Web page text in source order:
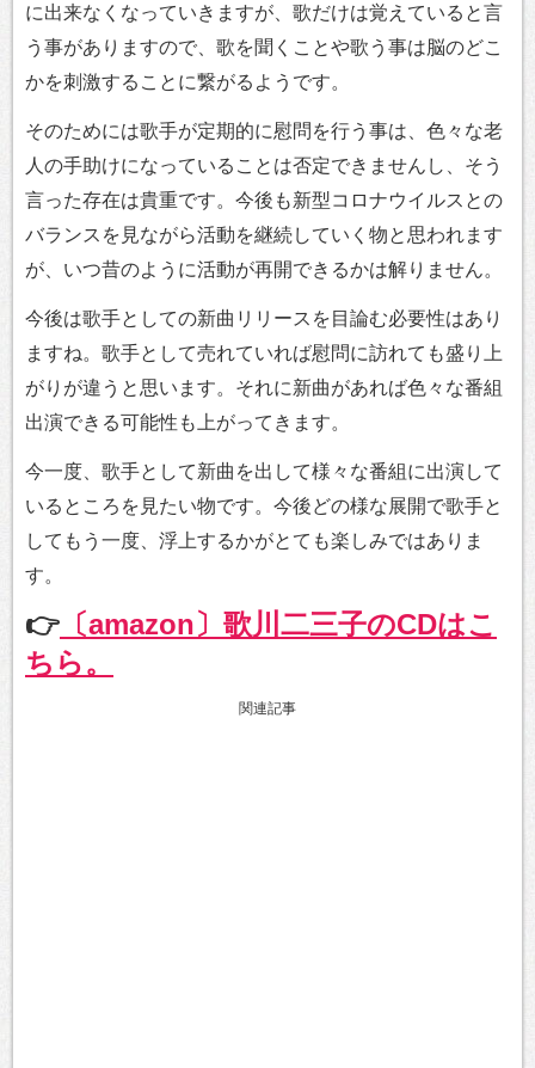
に出来なくなっていきますが、歌だけは覚えていると言
う事がありますので、歌を聞くことや歌う事は脳のどこ
かを刺激することに繋がるようです。
そのためには歌手が定期的に慰問を行う事は、色々な老
人の手助けになっていることは否定できませんし、そう
言った存在は貴重です。今後も新型コロナウイルスとの
バランスを見ながら活動を継続していく物と思われます
が、いつ昔のように活動が再開できるかは解りません。
今後は歌手としての新曲リリースを目論む必要性はあり
ますね。歌手として売れていれば慰問に訪れても盛り上
がりが違うと思います。それに新曲があれば色々な番組
出演できる可能性も上がってきます。
今一度、歌手として新曲を出して様々な番組に出演して
いるところを見たい物です。今後どの様な展開で歌手と
してもう一度、浮上するかがとても楽しみではありま
す。
👉 〔amazon〕歌川二三子のCDはこ
ちら。
関連記事